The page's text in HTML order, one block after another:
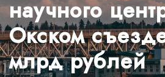
научного
Окском
млрд рублей